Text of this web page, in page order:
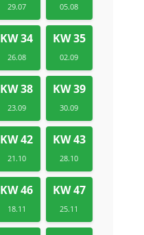
29.07 05.08
KW 34
26.08
KW 35
02.09
KW 38
23.09
KW 39
30.09
KW 42
21.10
KW 43
28.10
KW 46
18.11
KW 47
25.11